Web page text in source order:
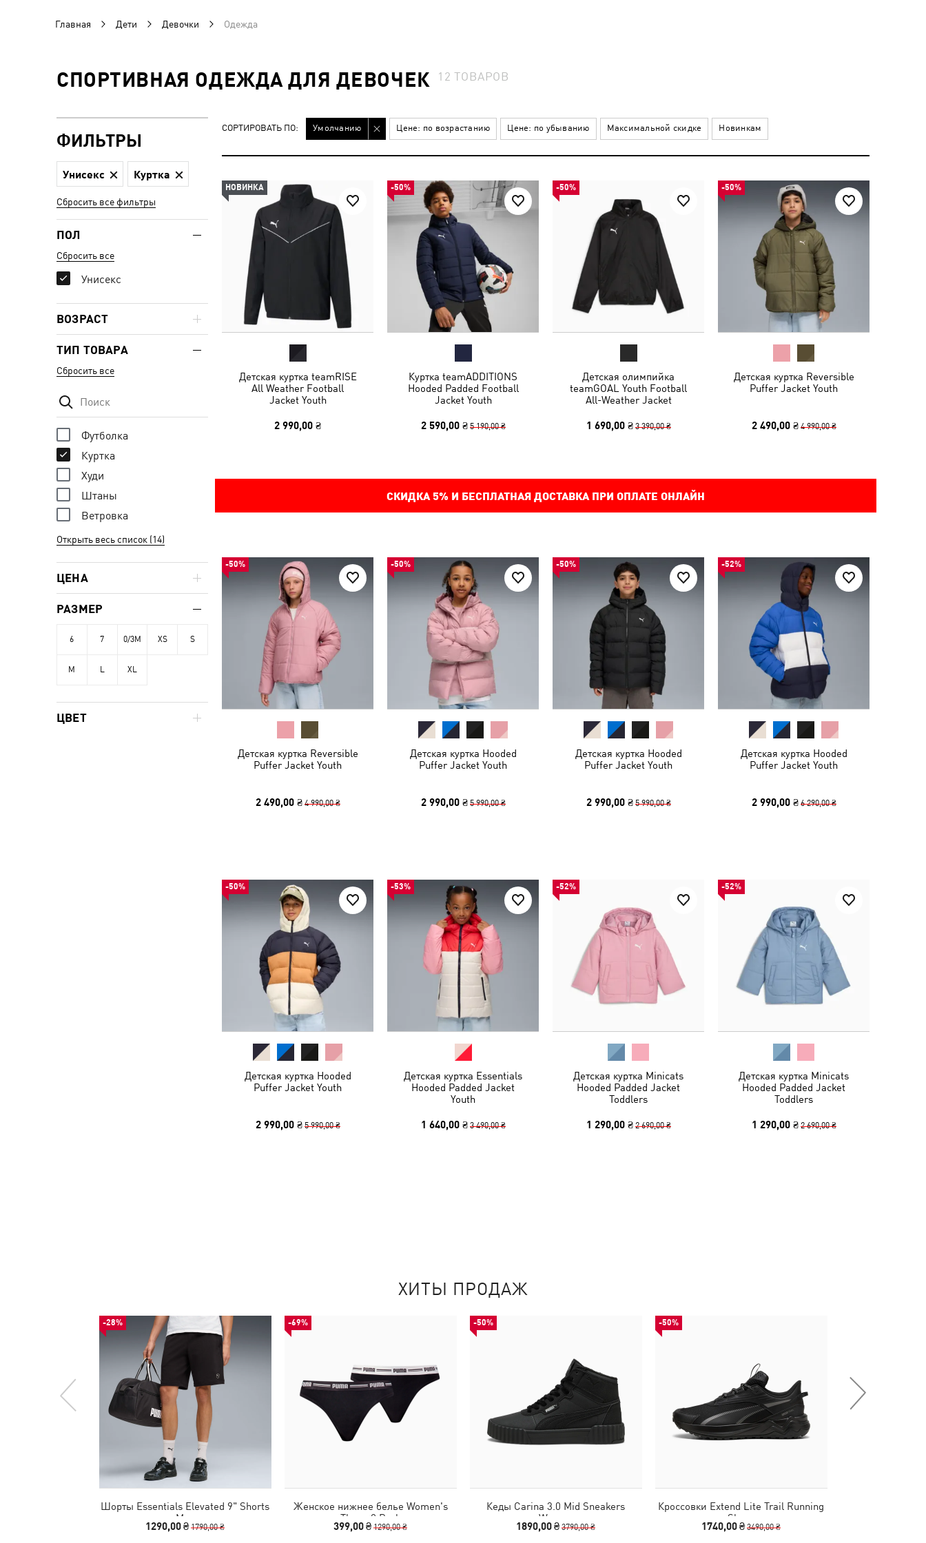
Главная Дети Девочки Одежда
СПОРТИВНАЯ ОДЕЖДА ДЛЯ ДЕВОЧЕК 12ТОВАРОВ
СОРТИРОВАТЬ ПО: Умолчанию Цене: по возрастанию Цене: по убыванию Максимальной скидке Новинкам
НОВИНКА
Детская куртка teamRISE
All Weather Football
Jacket Youth
2 990,00 ₴
-50%
Куртка teamADDITIONS
Hooded Padded Football
Jacket Youth
2 590,00 ₴ 5 190,00 ₴
-50%
Детская олимпийка
teamGOAL Youth Football
All-Weather Jacket
1 690,00 ₴ 3 390,00 ₴
-50%
Детская куртка Reversible
Puffer Jacket Youth
2 490,00 ₴ 4 990,00 ₴
СКИДКА 5% И БЕСПЛАТНАЯ ДОСТАВКА ПРИ ОПЛАТЕ ОНЛАЙН
-50%
Детская куртка Reversible
Puffer Jacket Youth
2 490,00 ₴ 4 990,00 ₴
-50%
Детская куртка Hooded
Puffer Jacket Youth
2 990,00 ₴ 5 990,00 ₴
-50%
Детская куртка Hooded
Puffer Jacket Youth
2 990,00 ₴ 5 990,00 ₴
-52%
Детская куртка Hooded
Puffer Jacket Youth
2 990,00 ₴ 6 290,00 ₴
-50%
Детская куртка Hooded
Puffer Jacket Youth
2 990,00 ₴ 5 990,00 ₴
-53%
Детская куртка Essentials
Hooded Padded Jacket
Youth
1 640,00 ₴ 3 490,00 ₴
-52%
Детская куртка Minicats
Hooded Padded Jacket
Toddlers
1 290,00 ₴ 2 690,00 ₴
-52%
Детская куртка Minicats
Hooded Padded Jacket
Toddlers
1 290,00 ₴ 2 690,00 ₴
ФИЛЬТРЫ
Унисекс Куртка
Сбросить все фильтры
ПОЛ
Сбросить все
Унисекс
ВОЗРАСТ
ТИП ТОВАРА
Сбросить все
Футболка
Куртка
Худи
Штаны
Ветровка
Открыть весь список (14)
ЦЕНА
РАЗМЕР
6 7 0/3M XS S
M L XL
ЦВЕТ
ХИТЫ ПРОДАЖ
-28%
Шорты Essentials Elevated 9" Shorts
Men
1290,00 ₴1790,00 ₴
-69%
Женское нижнее белье Women's
Thong 2 Pack
399,00 ₴1290,00 ₴
-50%
Кеды Carina 3.0 Mid Sneakers
Women
1890,00 ₴3790,00 ₴
-50%
Кроссовки Extend Lite Trail Running
Shoes
1740,00 ₴3490,00 ₴